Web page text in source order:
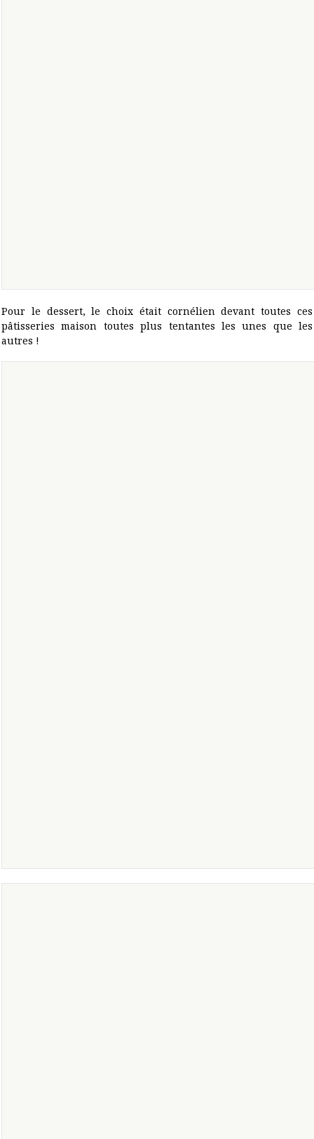
Pour le dessert, le choix était cornélien devant toutes ces
pâtisseries maison toutes plus tentantes les unes que les
autres !